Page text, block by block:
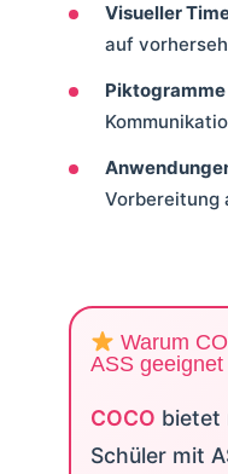
Visueller
auf
Piktogramme
Vorbereitung
Warum
ASS geeignet
COCO bietet
Schüler mit